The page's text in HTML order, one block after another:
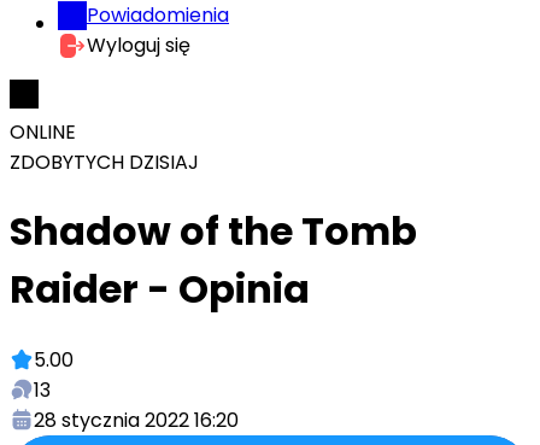
Powiadomienia
Wyloguj się
ONLINE
ZDOBYTYCH DZISIAJ
Shadow of the Tomb
Raider - Opinia
5.00
13
28 stycznia 2022 16:20